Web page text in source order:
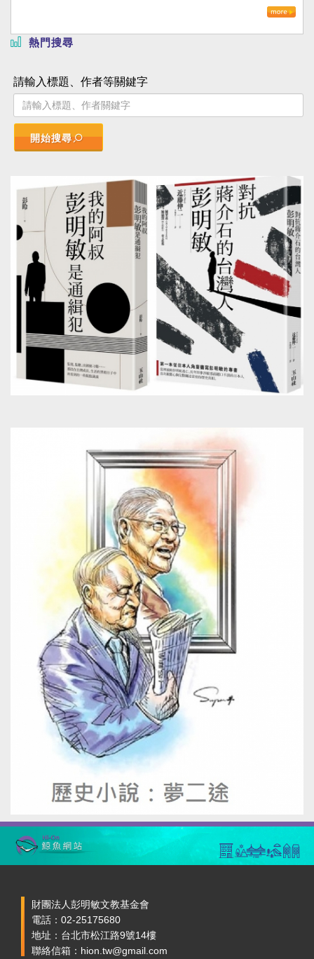
熱門搜尋
請輸入標題、作者等關鍵字
開始搜尋
財團法人彭明敏文教基金會
電話：02-25175680
地址：台北市松江路9號14樓
聯絡信箱：hion.tw@gmail.com